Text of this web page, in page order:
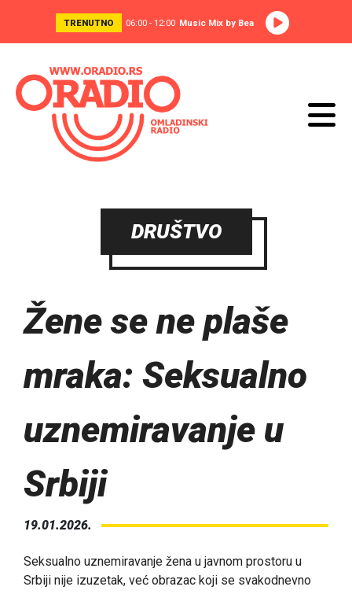
TRENUTNO 06:00 - 12:00 Music Mix by Bea
DRUŠTVO
Žene se ne plaše
mraka: Seksualno
uznemiravanje u
Srbiji
19.01.2026.
Seksualno uznemiravanje žena u javnom prostoru u
Srbiji nije izuzetak, već obrazac koji se svakodnevno